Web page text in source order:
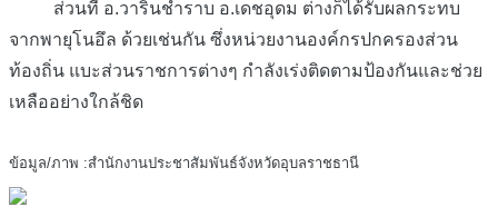
ส่วนที่ อ.วารินชำราบ อ.เดชอุดม ต่างก็ได้รับผลกระทบ
จากพายุโนอึล ด้วยเช่นกัน ซึ่งหน่วยงานองค์กรปกครองส่วน
ท้องถิ่น แบะส่วนราชการต่างๆ กำลังเร่งติดตามป้องกันและช่วย
เหลืออย่างใกล้ชิด
ข้อมูล/ภาพ :สำนักงานประชาสัมพันธ์จังหวัดอุบลราชธานี